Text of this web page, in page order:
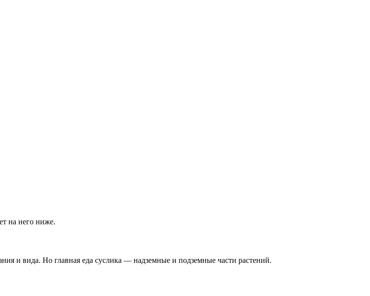
на него ниже.
и вида. Но главная еда суслика — надземные и подземные части растений.